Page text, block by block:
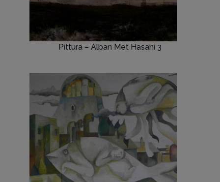
Pittura – Alban Met Hasani 3